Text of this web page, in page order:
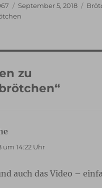
Veröffentlicht
am
September 5, 2018
zu
um 14:22 Uhr
auch das Video –